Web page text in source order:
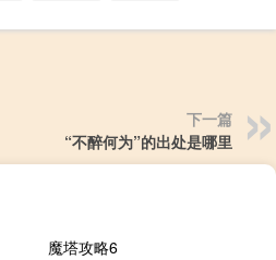
下一篇
“不醉何为”的出处是哪里
魔塔攻略6